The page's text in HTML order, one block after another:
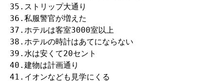
35.ストリップ大通り
36.私服警官が増えた
37.ホテルは客室3000室以上
38.ホテルの時計はあてにならない
39.水は安くて20セント
40.建物は計画通り
41.イオンなども見学にくる